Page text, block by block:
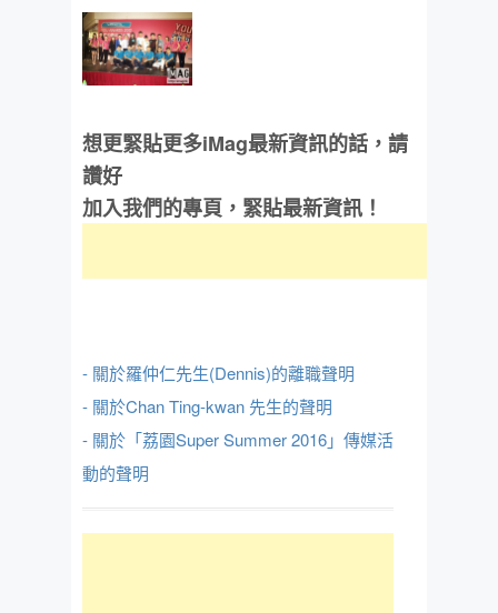
想更緊貼更多iMag最新資訊的話，請
讚好
加入我們的專頁，緊貼最新資訊！
- 關於羅仲仁先生(Dennis)的離職聲明
- 關於Chan Ting-kwan 先生的聲明
- 關於「荔園Super Summer 2016」傳媒活
動的聲明